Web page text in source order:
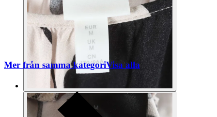
Mer från samma kategoriVisa alla